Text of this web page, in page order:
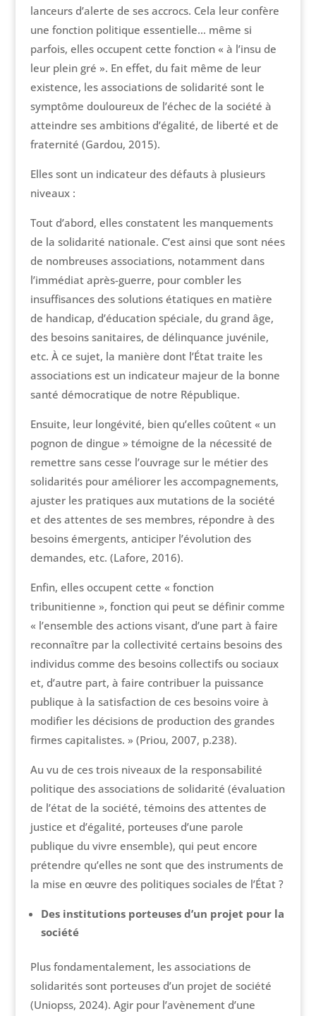
lanceurs d’alerte de ses accrocs. Cela leur confère
une fonction politique essentielle… même si
parfois, elles occupent cette fonction « à l’insu de
leur plein gré ». En effet, du fait même de leur
existence, les associations de solidarité sont le
symptôme douloureux de l’échec de la société à
atteindre ses ambitions d’égalité, de liberté et de
fraternité (Gardou, 2015).
Elles sont un indicateur des défauts à plusieurs
niveaux :
Tout d’abord, elles constatent les manquements
de la solidarité nationale. C’est ainsi que sont nées
de nombreuses associations, notamment dans
l’immédiat après-guerre, pour combler les
insuffisances des solutions étatiques en matière
de handicap, d’éducation spéciale, du grand âge,
des besoins sanitaires, de délinquance juvénile,
etc. À ce sujet, la manière dont l’État traite les
associations est un indicateur majeur de la bonne
santé démocratique de notre République.
Ensuite, leur longévité, bien qu’elles coûtent « un
pognon de dingue » témoigne de la nécessité de
remettre sans cesse l’ouvrage sur le métier des
solidarités pour améliorer les accompagnements,
ajuster les pratiques aux mutations de la société
et des attentes de ses membres, répondre à des
besoins émergents, anticiper l’évolution des
demandes, etc. (Lafore, 2016).
Enfin, elles occupent cette « fonction
tribunitienne », fonction qui peut se définir comme
« l’ensemble des actions visant, d’une part à faire
reconnaître par la collectivité certains besoins des
individus comme des besoins collectifs ou sociaux
et, d’autre part, à faire contribuer la puissance
publique à la satisfaction de ces besoins voire à
modifier les décisions de production des grandes
firmes capitalistes. » (Priou, 2007, p.238).
Au vu de ces trois niveaux de la responsabilité
politique des associations de solidarité (évaluation
de l’état de la société, témoins des attentes de
justice et d’égalité, porteuses d’une parole
publique du vivre ensemble), qui peut encore
prétendre qu’elles ne sont que des instruments de
la mise en œuvre des politiques sociales de l’État ?
Des institutions porteuses d’un projet pour la
société
Plus fondamentalement, les associations de
solidarités sont porteuses d’un projet de société
(Uniopss, 2024). Agir pour l’avènement d’une